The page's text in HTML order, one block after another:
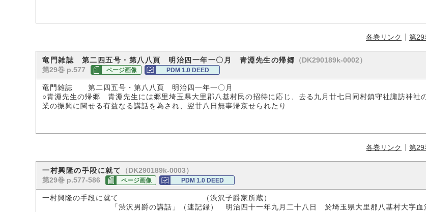
各巻リンク 第29
竜門雑誌 第二四五号・第八八頁 明治四一年一〇月 青淵先生の帰郷 （DK290189k-0002）
第29巻 p.577
ページ画像 PDM 1.0 DEED
竜門雑誌 第二四五号・第八八頁 明治四一年一〇月
○青淵先生の帰郷 青淵先生には郷里埼玉県大里郡八基村民の招待に応じ、去る九月廿七日同村鎮守社諏訪神社
業の振興に関せる有益なる講話を為され、翌廿八日無事帰京せられたり
各巻リンク 第29
一村興隆の手段に就て
（DK290189k-0003）
第29巻 p.577-586
ページ画像 PDM 1.0 DEED
一村興隆の手段に就て （渋沢子爵家所蔵）
「渋沢男爵の講話」（速記録） 明治四十一年九月二十八日 於埼玉県大里郡八基村大字血洗